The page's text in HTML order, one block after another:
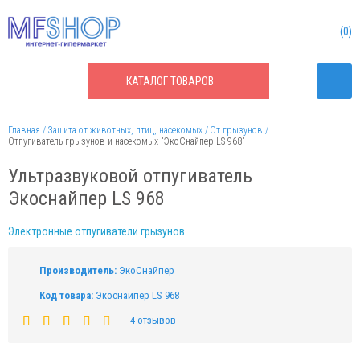
КАТАЛОГТОВАРОВ
0
Главная Защита от животных, птиц, насекомых
От грызунов
Отпугиватель грызунов и насекомых "ЭкоСнайпер LS-968"
Ультразвуковой отпугиватель
Экоснайпер LS 968
Электронные отпугиватели грызунов
Производитель: ЭкоСнайпер
Код товара: Экоснайпер LS 968
4 отзывов